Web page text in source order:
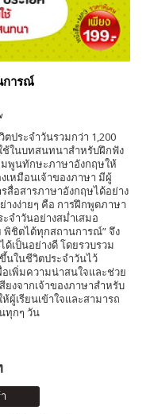
การณ์
ประจำวันรวมกว่า 1,200
ในบทสนทนาสำหรับฝึกฟัง
มพูนทักษะภาษาอังกฤษให้
เหมือนเจ้าของภาษา มีผู้
สื่อสารภาษาอังกฤษได้อย่าง
งง่ายๆ คือ การฝึกพูดภาษา
จำวันอย่างสม่ำเสมอ
พิชิตได้ทุกสถานการณ์” จึง
เป็นอย่างดี โดยรวบรวม
นในชีวิตประจำวันไว้
เพิ่มความน่าสนใจและช่วย
งจากเจ้าของภาษาสำหรับ
ผู้เรียนเข้าใจและสามารถ
ทุกๆ วัน